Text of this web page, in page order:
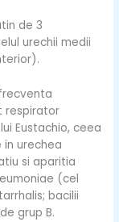
de 3
urechii medii
respirator
Eustachio, ceea
urechea
si aparitia
(cel
bacilii
grup B.